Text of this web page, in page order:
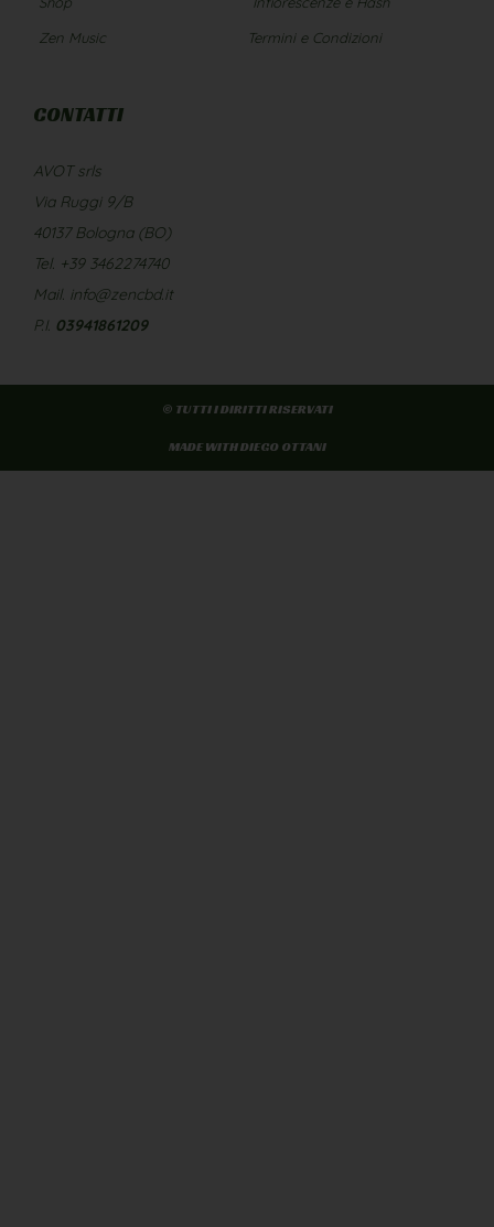
Zen Music
Termini e Condizioni
CONTATTI
AVOT srls
Via Ruggi 9/B
40137 Bologna (BO)
Tel. +39 3462274740
Mail. info@zencbd.it
P.I. 03941861209
© TUTTI I DIRITTI RISERVATI
MADE WITH DIEGO OTTANI